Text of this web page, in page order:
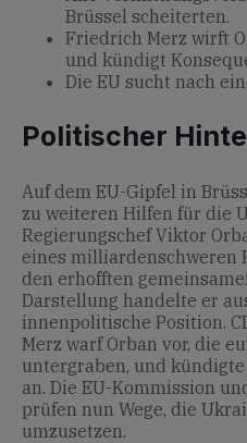
Brüssel scheiterten.
Friedrich Merz wirft
und kündigt
Die EU sucht nach
Politischer
Auf dem EU-Gipfel in
zu weiteren Hilfen für die
Regierungschef Viktor
eines milliardenschweren
den erhofften
Darstellung handelte er
innenpolitische Position.
Merz warf Orban vor, die
untergraben, und
an. Die EU-Kommission
prüfen nun Wege, die
umzusetzen.